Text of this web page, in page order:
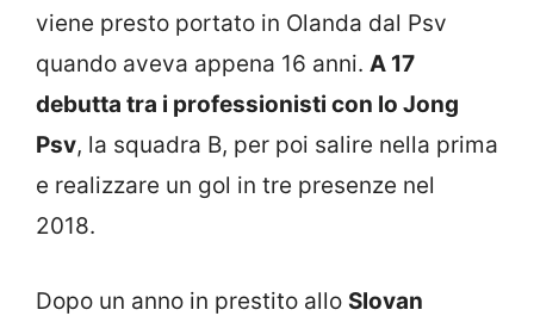
viene presto portato in Olanda dal Psv
quando aveva appena 16 anni. A 17
debutta tra i professionisti con lo Jong
Psv, la squadra B, per poi salire nella prima
e realizzare un gol in tre presenze nel
2018.
Dopo un anno in prestito allo Slovan